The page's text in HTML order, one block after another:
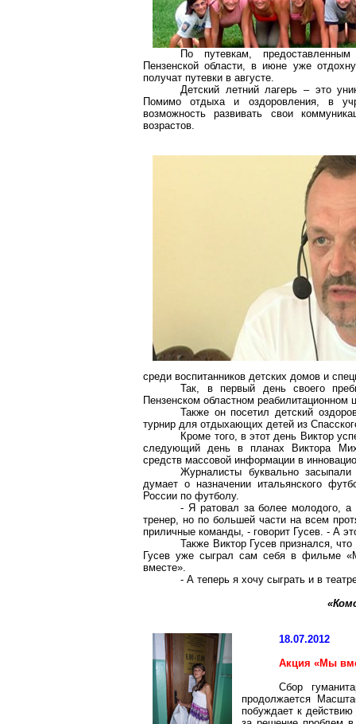
По путевкам,
Пензенской области, в июне уже
получат путевки в августе.
Детский летний лагерь – это
Помимо отдыха и оздоровления, в
возможность развивать свои
возрастов.
среди воспитанников детских домов и
Так, в первый день своего
Пензенском областном
Также он посетил детский
турнир для отдыхающих детей из
Кроме того, в этот день Виктор
следующий день в планах Виктора
средств массовой информации в
Журналисты буквально
думает о назначении итальянского
России по футболу.
- Я ратовал за более молодого, а
тренер, но по большей части на всем
приличные команды, - говорит Гусев. - А
Также Виктор Гусев признался,
Гусев уже сыграл сам себя в фильме
вместе».
- А теперь я хочу сыграть и в
«
18.07.2012
Акция «Мы
Сбор
продолжается
побуждает к